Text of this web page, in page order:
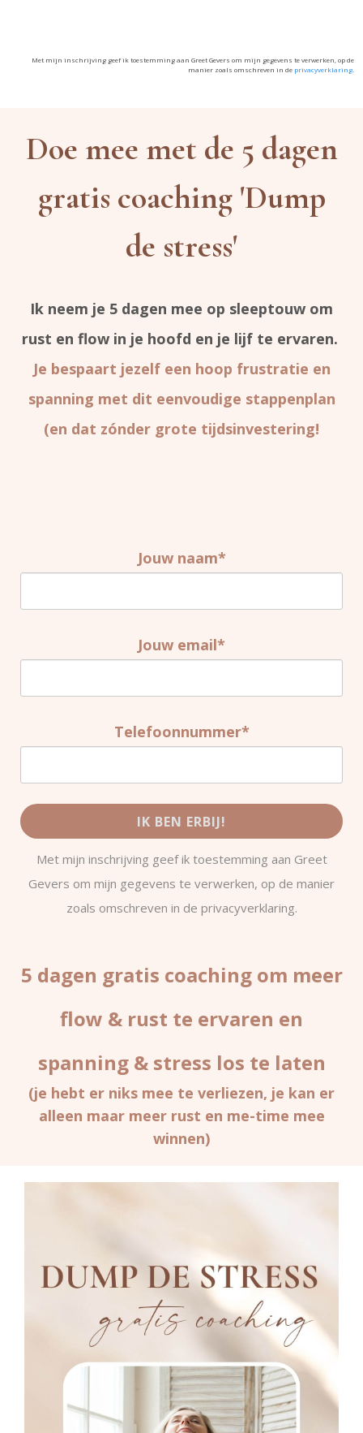
Met mijn inschrijving geef ik toestemming aan Greet Gevers om mijn gegevens te verwerken, op de
manier zoals omschreven in de privacyverklaring
Doe mee met de 5 dagen
gratis coaching 'Dump
de stress'
Ik neem je 5 dagen mee op sleeptouw om
rust en flow in je hoofd en je lijf te ervaren.
Je bespaart jezelf een hoop frustratie en
spanning met dit eenvoudige stappenplan
(en dat zónder grote tijdsinvestering!
Jouw naam*
Jouw email*
Telefoonnummer*
IK BEN ERBIJ!
Met mijn inschrijving geef ik toestemming aan Greet
Gevers om mijn gegevens te verwerken, op de manier
zoals omschreven in de privacyverklaring.
5 dagen gratis coaching om meer
flow & rust te ervaren en
spanning & stress los te laten
(je hebt er niks mee te verliezen, je kan er
alleen maar meer rust en me-time mee
winnen)